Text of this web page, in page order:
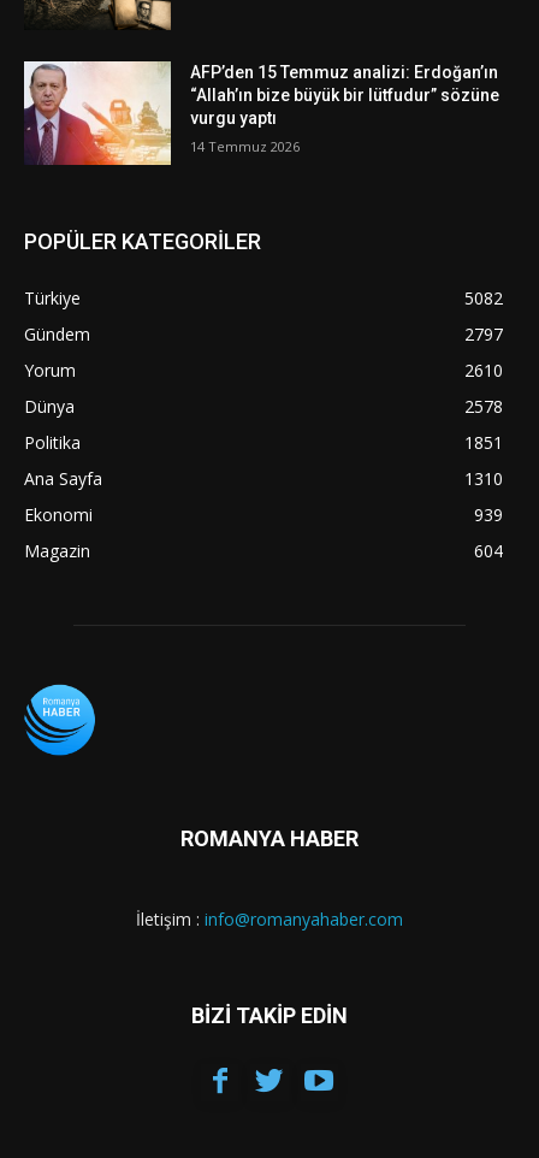
AFP’den 15 Temmuz analizi: Erdoğan’ın
“Allah’ın bize büyük bir lütfudur” sözüne
vurgu yaptı
14 Temmuz 2026
POPÜLER KATEGORİLER
Türkiye
5082
Gündem
2797
Yorum
2610
Dünya
2578
Politika
1851
Ana Sayfa
1310
Ekonomi
939
Magazin
604
ROMANYA HABER
İletişim : info@romanyahaber.com
BİZİ TAKİP EDİN